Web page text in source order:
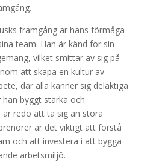
framgång är hans förmåga
team. Han är känd för sin
vilket smittar av sig på
att skapa en kultur av
där alla känner sig delaktiga
byggt starka och
redo att ta sig an stora
är det viktigt att förstå
och att investera i att bygga
arbetsmiljö.